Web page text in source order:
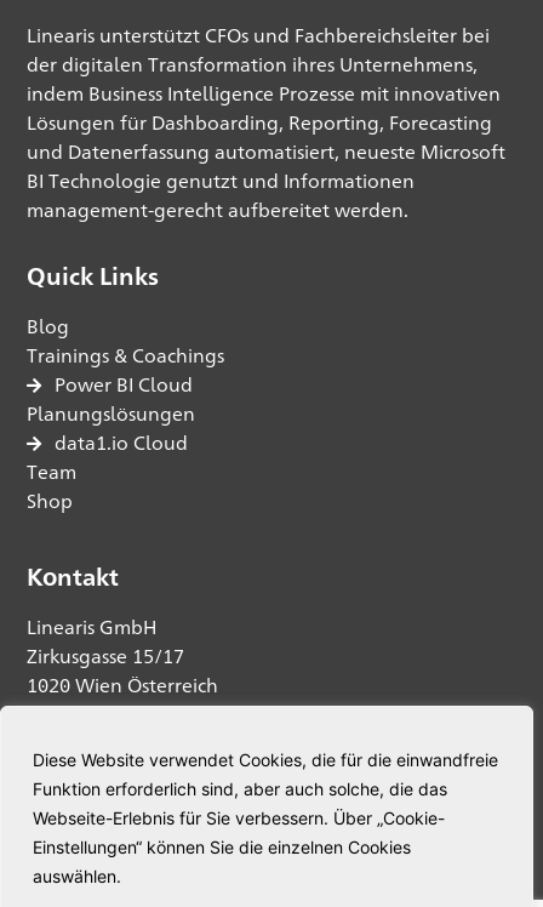
Diese Website verwendet Cookies, die für die einwandfreie
Funktion erforderlich sind, aber auch solche, die das
Webseite-Erlebnis für Sie verbessern. Über „Cookie-
Einstellungen“ können Sie die einzelnen Cookies
auswählen.
Linearis unterstützt CFOs und Fachbereichsleiter bei
der digitalen Transformation ihres Unternehmens,
indem Business Intelligence Prozesse mit innovativen
Lösungen für Dashboarding, Reporting, Forecasting
und Datenerfassung automatisiert, neueste Microsoft
BI Technologie genutzt und Informationen
management-gerecht aufbereitet werden.
Quick Links
Blog
Trainings & Coachings
Power BI Cloud
Planungslösungen
data1.io Cloud
Team
Shop
Kontakt
Linearis GmbH
Zirkusgasse 15/17
1020 Wien Österreich
Anfrage senden
Telefon:+43 664 5345563
E-Mail:welcome@linearis.at